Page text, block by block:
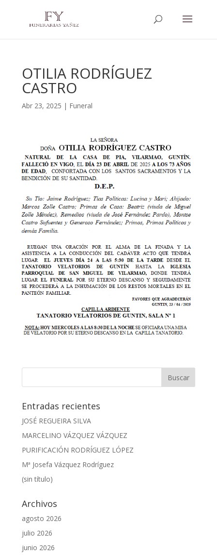
OTILIA RODRÍGUEZ
CASTRO
Abr 23, 2025 | Funeral
Entradas recientes
JOSÉ REGUEIRA SILVA
MARCELINO VÁZQUEZ VÁZQUEZ
PURIFICACIÓN RODRÍGUEZ LÓPEZ
Mª Josefa Vázquez Rodríguez
(sin título)
Archivos
agosto 2026
julio 2026
junio 2026